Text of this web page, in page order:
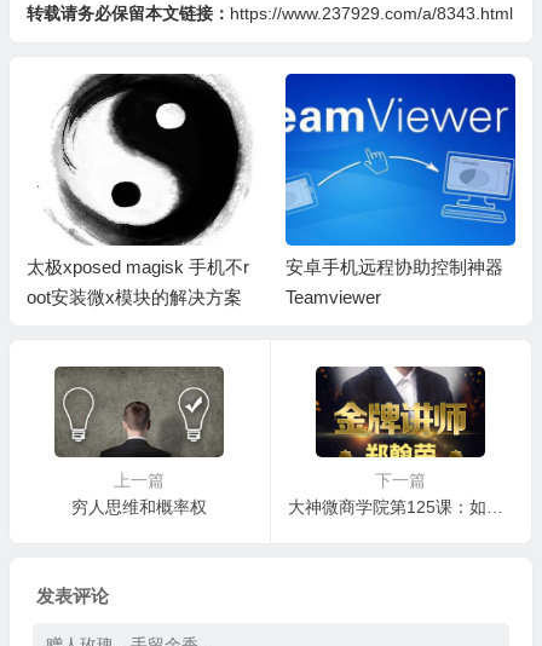
转载请务必保留本文链接： https://www.237929.com/a/8343.html
太极xposed magisk 手机不r
oot安装微x模块的解决方案
安卓手机远程协助控制神器
Teamviewer
上一篇
穷人思维和概率权
下一篇
发表评论